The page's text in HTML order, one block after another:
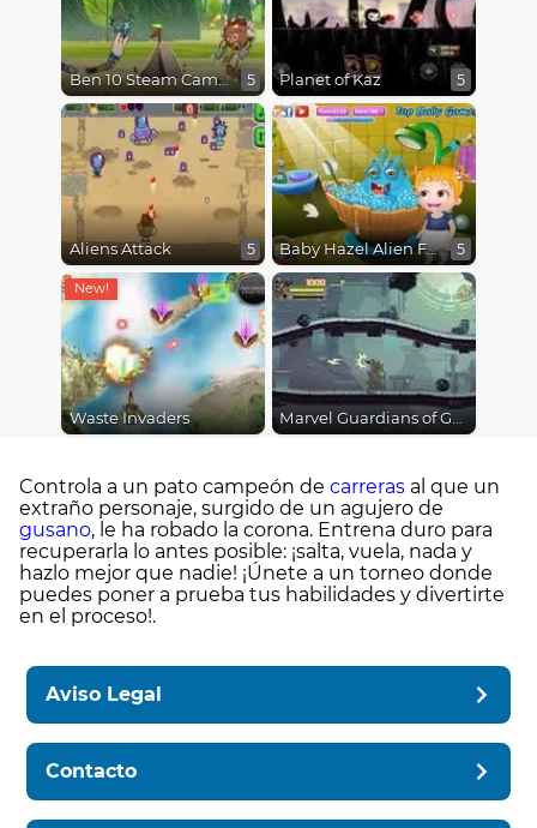
Ben 10 Steam Camp 5 Planet of Kaz 5
Aliens Attack 5 Baby Hazel Alien Friend 5
Waste Invaders Marvel Guardians of Galaxy
Controla a un pato campeón de carreras al que un
extraño personaje, surgido de un agujero de
gusano, le ha robado la corona. Entrena duro para
recuperarla lo antes posible: ¡salta, vuela, nada y
hazlo mejor que nadie! ¡Únete a un torneo donde
puedes poner a prueba tus habilidades y divertirte
en el proceso!.
Aviso Legal
Contacto